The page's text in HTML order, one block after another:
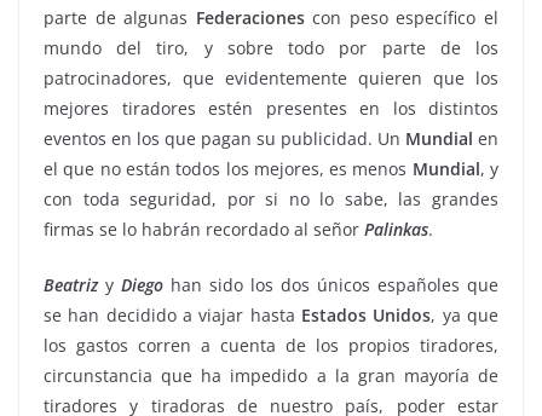
parte de algunas Federacionescon peso específico el
mundo del tiro, y sobre todo por parte de los
patrocinadores, que evidentemente quieren que los
mejores tiradores estén presentes en los distintos
eventos en los que pagan su publicidad. Un Mundial en
el que no están todos los mejores, es menos Mundial, y
con toda seguridad, por si no lo sabe, las grandes
firmas se lo habrán recordado al señor Palinkas.
Beatrizy Diego han sido los dos únicos españoles que
se han decidido a viajar hasta Estados Unidos, ya que
los gastos corren a cuenta de los propios tiradores,
circunstancia que ha impedido a la gran mayoría de
tiradores y tiradoras de nuestro país, poder estar